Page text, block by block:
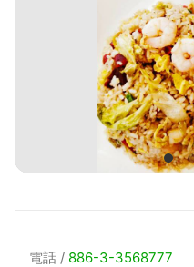
電話 886-3-3568777